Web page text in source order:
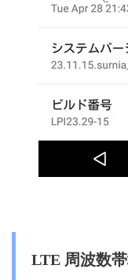
LTE 周波数